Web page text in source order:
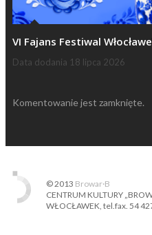
VI Fajans Festiwal
Data dodania 18 lipca 2026
Komentowanie jest zamknięte.
© 2013 Browar·B
CENTRUM KULTURY
WŁOCŁAWEK, tel.fax. 54